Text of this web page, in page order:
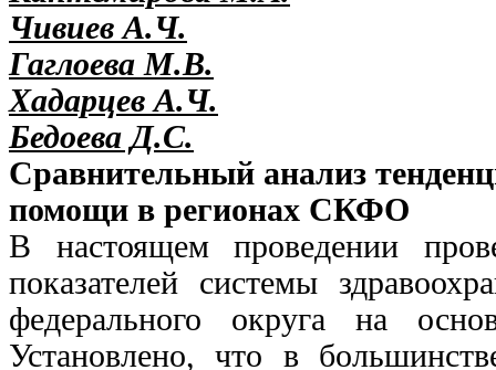
Чивиев А.Ч.
Гаглоева М.В.
Хадарцев А.Ч.
Бедоева Д.С.
Сравнительный анализ
помощи в регионах СКФО
В настоящем проведении
показателей системы
федерального округа на
Установлено, что в